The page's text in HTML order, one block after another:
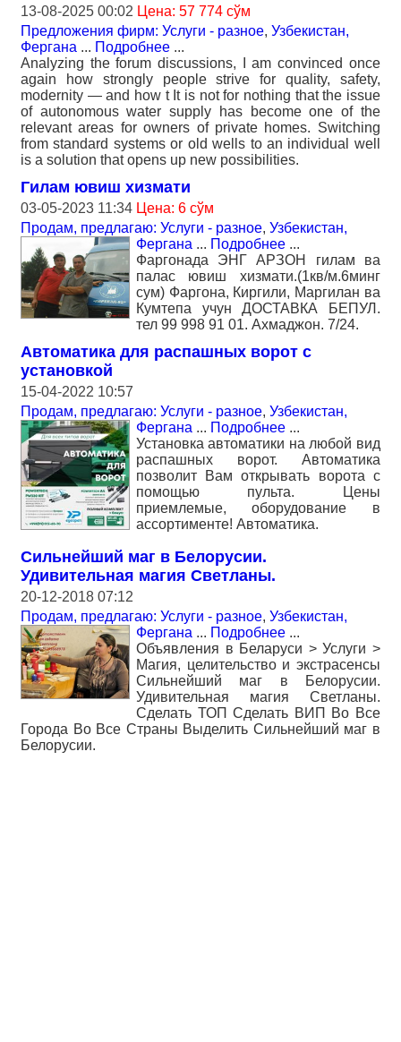
13-08-2025 00:02 Цена: 57 774 сўм
Предложения фирм: Услуги - разное, Узбекистан,
Фергана ... Подробнее ...
Analyzing the forum discussions, I am convinced once
again how strongly people strive for quality, safety,
modernity — and how t It is not for nothing that the issue
of autonomous water supply has become one of the
relevant areas for owners of private homes. Switching
from standard systems or old wells to an individual well
is a solution that opens up new possibilities.
Гилам ювиш хизмати
03-05-2023 11:34 Цена: 6 сўм
Продам, предлагаю: Услуги - разное, Узбекистан,
Фергана ... Подробнее ...
Фаргонада ЭНГ АРЗОН гилам ва
палас ювиш хизмати.(1кв/м.6минг
сум) Фаргона, Киргили, Маргилан ва
Кумтепа учун ДОСТАВКА БЕПУЛ.
тел 99 998 91 01. Ахмаджон. 7/24.
Автоматика для распашных ворот с
установкой
15-04-2022 10:57
Продам, предлагаю: Услуги - разное, Узбекистан,
Фергана ... Подробнее ...
Установка автоматики на любой вид
распашных ворот. Автоматика
позволит Вам открывать ворота с
помощью пульта. Цены
приемлемые, оборудование в
ассортименте! Автоматика.
Сильнейший маг в Белорусии.
Удивительная магия Светланы.
20-12-2018 07:12
Продам, предлагаю: Услуги - разное, Узбекистан,
Фергана ... Подробнее ...
Объявления в Беларуси > Услуги >
Магия, целительство и экстрасенсы
Сильнейший маг в Белорусии.
Удивительная магия Светланы.
Сделать ТОП Сделать ВИП Во Все
Города Во Все Страны Выделить Сильнейший маг в
Белорусии.